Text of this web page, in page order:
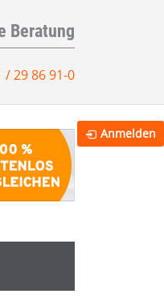
Beratung
/ 29 86 91-0
Anmelden